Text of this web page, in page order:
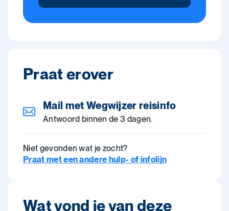
Praat erover
Mail met Wegwijzer reisinfo
Antwoord binnen de 3 dagen.
Niet gevonden wat je zocht?
Praat met een andere hulp- of infolijn
Wat vond je van deze